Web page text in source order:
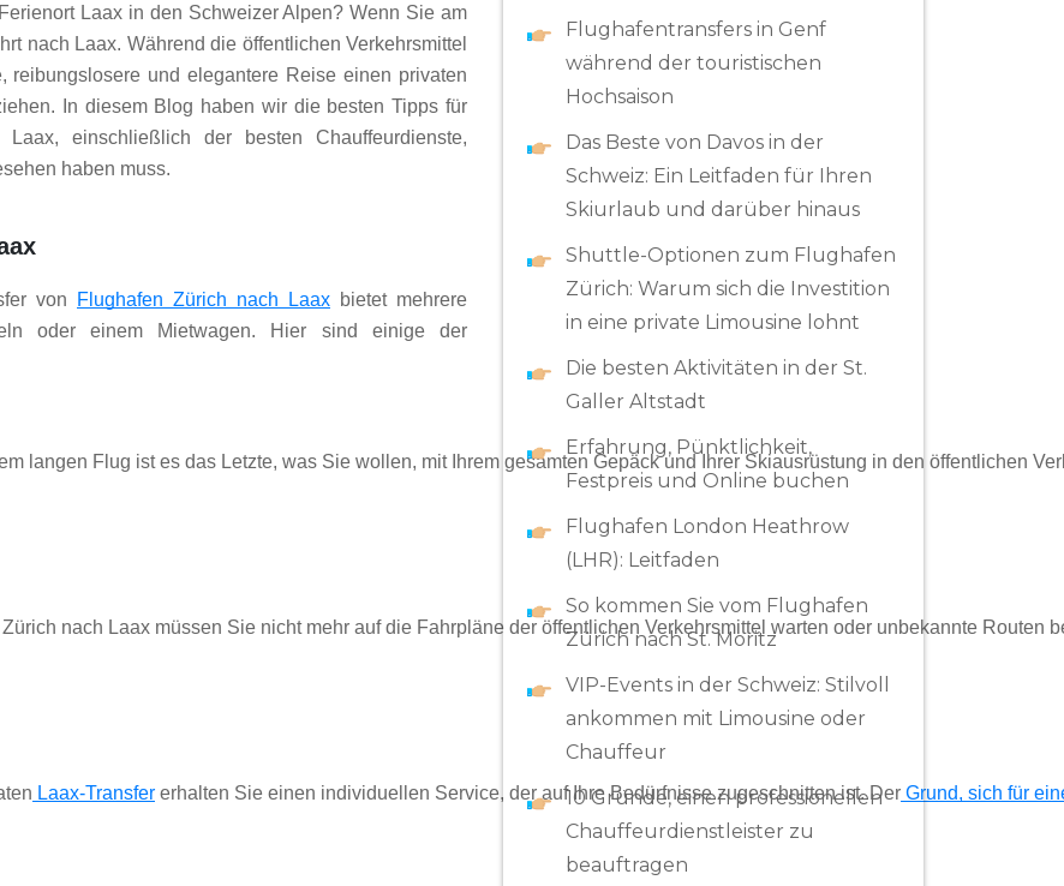
Laax in den Schweizer Alpen? Wenn Sie am
nach Laax. Während die öffentlichen Verkehrsmittel
reibungslosere und elegantere Reise einen privaten
In diesem Blog haben wir die besten Tipps für
einschließlich der besten Chauffeurdienste,
haben muss.
von Flughafen Zürich nach Laax bietet mehrere
oder einem Mietwagen. Hier sind einige der
langen Flug ist es das Letzte, was Sie wollen, mit Ihrem gesamten Gepäck und Ihrer Skiausrüstung in den öffentlichen
nach Laax müssen Sie nicht mehr auf die Fahrpläne der öffentlichen Verkehrsmittel warten oder unbekannte Routen
Laax-Transfer erhalten Sie einen individuellen Service, der auf Ihre Bedürfnisse zugeschnitten ist. Der Grund, sich für
Flughafentransfers in Genf
während der touristischen
Hochsaison
Das Beste von Davos in der
Schweiz: Ein Leitfaden für Ihren
Skiurlaub und darüber hinaus
Shuttle-Optionen zum Flughafen
Zürich: Warum sich die Investition
in eine private Limousine lohnt
Die besten Aktivitäten in der St.
Galler Altstadt
Erfahrung, Pünktlichkeit,
Festpreis und Online buchen
Flughafen London Heathrow
(LHR): Leitfaden
So kommen Sie vom Flughafen
Zürich nach St. Moritz
VIP-Events in der Schweiz: Stilvoll
ankommen mit Limousine oder
Chauffeur
10 Gründe, einen professionellen
Chauffeurdienstleister zu
beauftragen